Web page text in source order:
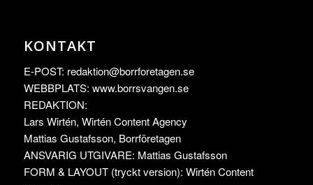
KONTAKT
E-POST: redaktion@borrforetagen.se
WEBBPLATS: www.borrsvangen.se
REDAKTION:
Lars Wirtén, Wirtén Content Agency
Mattias Gustafsson, Borrföretagen
ANSVARIG UTGIVARE: Mattias Gustafsson
FORM & LAYOUT (tryckt version): Wirtén Content